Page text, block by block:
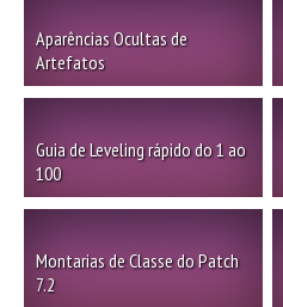
Aparências Ocultas de
Artefatos
Guia de Leveling rápido do 1 ao
100
Montarias de Classe do Patch
7.2